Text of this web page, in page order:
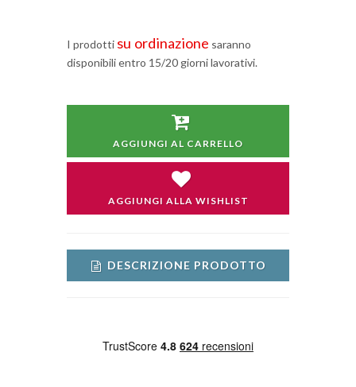
I prodotti su ordinazione saranno
disponibili entro 15/20 giorni lavorativi.
AGGIUNGI AL CARRELLO
AGGIUNGI ALLA WISHLIST
DESCRIZIONE PRODOTTO